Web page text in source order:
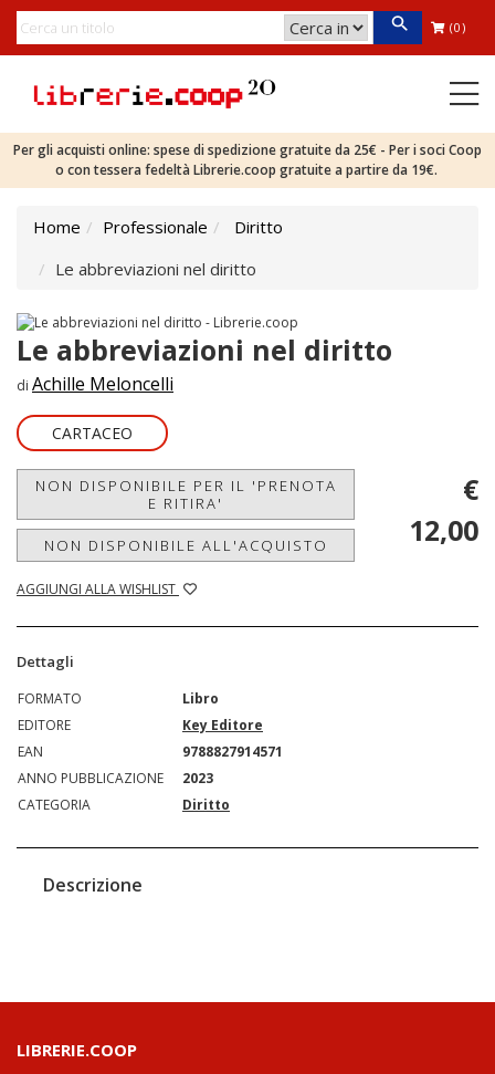
(0)
Per gli acquisti online: spese di spedizione gratuite da 25€ - Per i soci Coop
o con tessera fedeltà Librerie.coop gratuite a partire da 19€.
Home Professionale
Diritto
Le abbreviazioni nel diritto
Le abbreviazioni nel diritto
di Achille Meloncelli
CARTACEO
NON DISPONIBILE PER IL 'PRENOTA
E RITIRA'
NON DISPONIBILE ALL'ACQUISTO
AGGIUNGI ALLA WISHLIST
€
12,00
Dettagli
FORMATO
Libro
EDITORE
Key Editore
EAN
9788827914571
ANNO PUBBLICAZIONE
2023
CATEGORIA
Diritto
Descrizione
LIBRERIE.COOP